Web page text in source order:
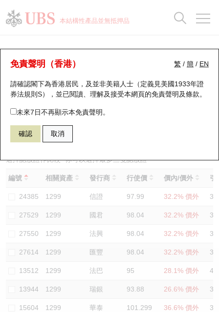
本結構性產品並無抵押品
繁 / 簡 / EN
免責聲明（香港）
請確認閣下為香港居民，及並非美籍人士（定義見美國1933年證
券法規則S），並已閱讀、理解及接受本網頁的免責聲明及條款。
未來7日不再顯示本免責聲明。
確認 取消
認股證分析儀
表現 街貨統計 比較
26706 瑞銀認購 1299 友邦保險
選擇認股證作比較*你可以選擇最多三隻認股證
編號 相關資產 發行商 行使價 價內/價外 引
24385 1299 信證 97.99 32.2% 價外
27529 1299 國君 98.04 32.2% 價外
27550 1299 法興 98.04 32.2% 價外
27614 1299 匯豐 98.04 32.2% 價外
13512 1299 法巴 95 28.1% 價外
13944 1299 瑞銀 93.88 26.6% 價外
15604 1299 華泰 101.299 36.6% 價外
瑞銀認股證一覽
新發行瑞銀認股證
即將到期認股證
認股證到期結算價查詢
認股證分析儀
認股證速算機
認股證/牛熊證日誌
認股證文件及公告
街貨統計
比較
牛熊全景快搜
牛熊證搜尋
牛熊證街貨分佈圖
正股牛熊證列表
新發行瑞銀牛熊證
已收回牛熊證剩餘價值
牛熊證到期結算價查詢
牛熊證分析儀
牛熊證文件及公告
街貨統計
比較
十大升幅/跌幅
十大認股證成交分佈
十天股證佔大市成交
資金流
街貨統計
三十大平均引伸波幅
正股分析儀
二十大活躍股份
恒指成份股
國指成份股
科指成份股
相關資產沽空
中資ETFs溢價比較
AH 股價對照
ADR
持股比重
顯示所有持股比重
每月輪證大市專題
輪證專欄
講座及教育短片
認股證投資者教育
牛熊證投資者教育
認股證牛熊證常問問題